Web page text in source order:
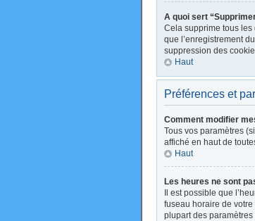
A quoi sert
Cela supprime tous
que l’enregistrement
suppression des
Haut
Préférences et
Comment modifier
Tous vos paramètres
affiché en haut de
Haut
Les heures ne sont
Il est possible que
fuseau horaire de
plupart des paramètres